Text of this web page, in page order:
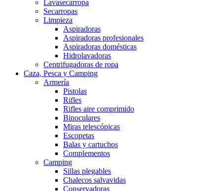
Lavasecarropa
Secarropas
Limpieza
Aspiradoras
Aspiradoras profesionales
Aspiradoras domésticas
Hidrolavadoras
Centrifugadoras de ropa
Caza, Pesca y Camping
Armería
Pistolas
Rifles
Rifles aire comprimido
Binoculares
Miras telescópicas
Escopetas
Balas y cartuchos
Complementos
Camping
Sillas plegables
Chalecos salvavidas
Conservadoras